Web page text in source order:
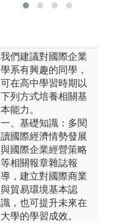
我們建議對國際企業
學系有興趣的同學，
可在高中學習時期以
下列方式培養相關基
本能力。
一、基礎知識：多閱
讀國際經濟情勢發展
與國際企業經營策略
等相關報章雜誌報
導，建立對國際商業
與貿易環境基本認
識，也可提升未來在
大學的學習成效。